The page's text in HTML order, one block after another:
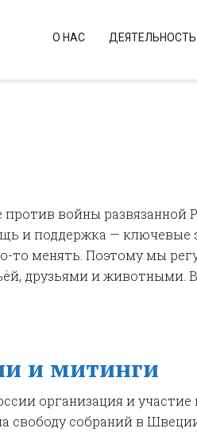
О НАС ДЕЯТЕЛЬНОСТЬ
войны
и поддержка —
то менять. Поэтому мы
друзьями и
и митинги
организация и
свободу собраний в